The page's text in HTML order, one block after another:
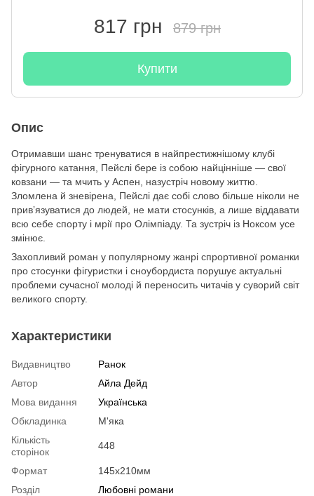
817 грн 879 грн
Купити
Опис
Отримавши шанс тренуватися в найпрестижнішому клубі
фігурного катання, Пейслі бере із собою найцінніше — свої
ковзани — та мчить у Аспен, назустріч новому життю.
Зломлена й зневірена, Пейслі дає собі слово більше ніколи не
привʼязуватися до людей, не мати стосунків, а лише віддавати
всю себе спорту і мрії про Олімпіаду. Та зустріч із Ноксом усе
змінює.
Захопливий роман у популярному жанрі спрортивної романки
про стосунки фігуристки і сноубордиста порушує актуальні
проблеми сучасної молоді й переносить читачів у суворий світ
великого спорту.
Характеристики
Видавництво
Ранок
Автор
Айла Дейд
Мова видання
Українська
Обкладинка
М'яка
Кількість
сторінок
448
Формат
145x210мм
Розділ
Любовні романи